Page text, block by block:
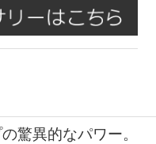
驚異的なパワー。